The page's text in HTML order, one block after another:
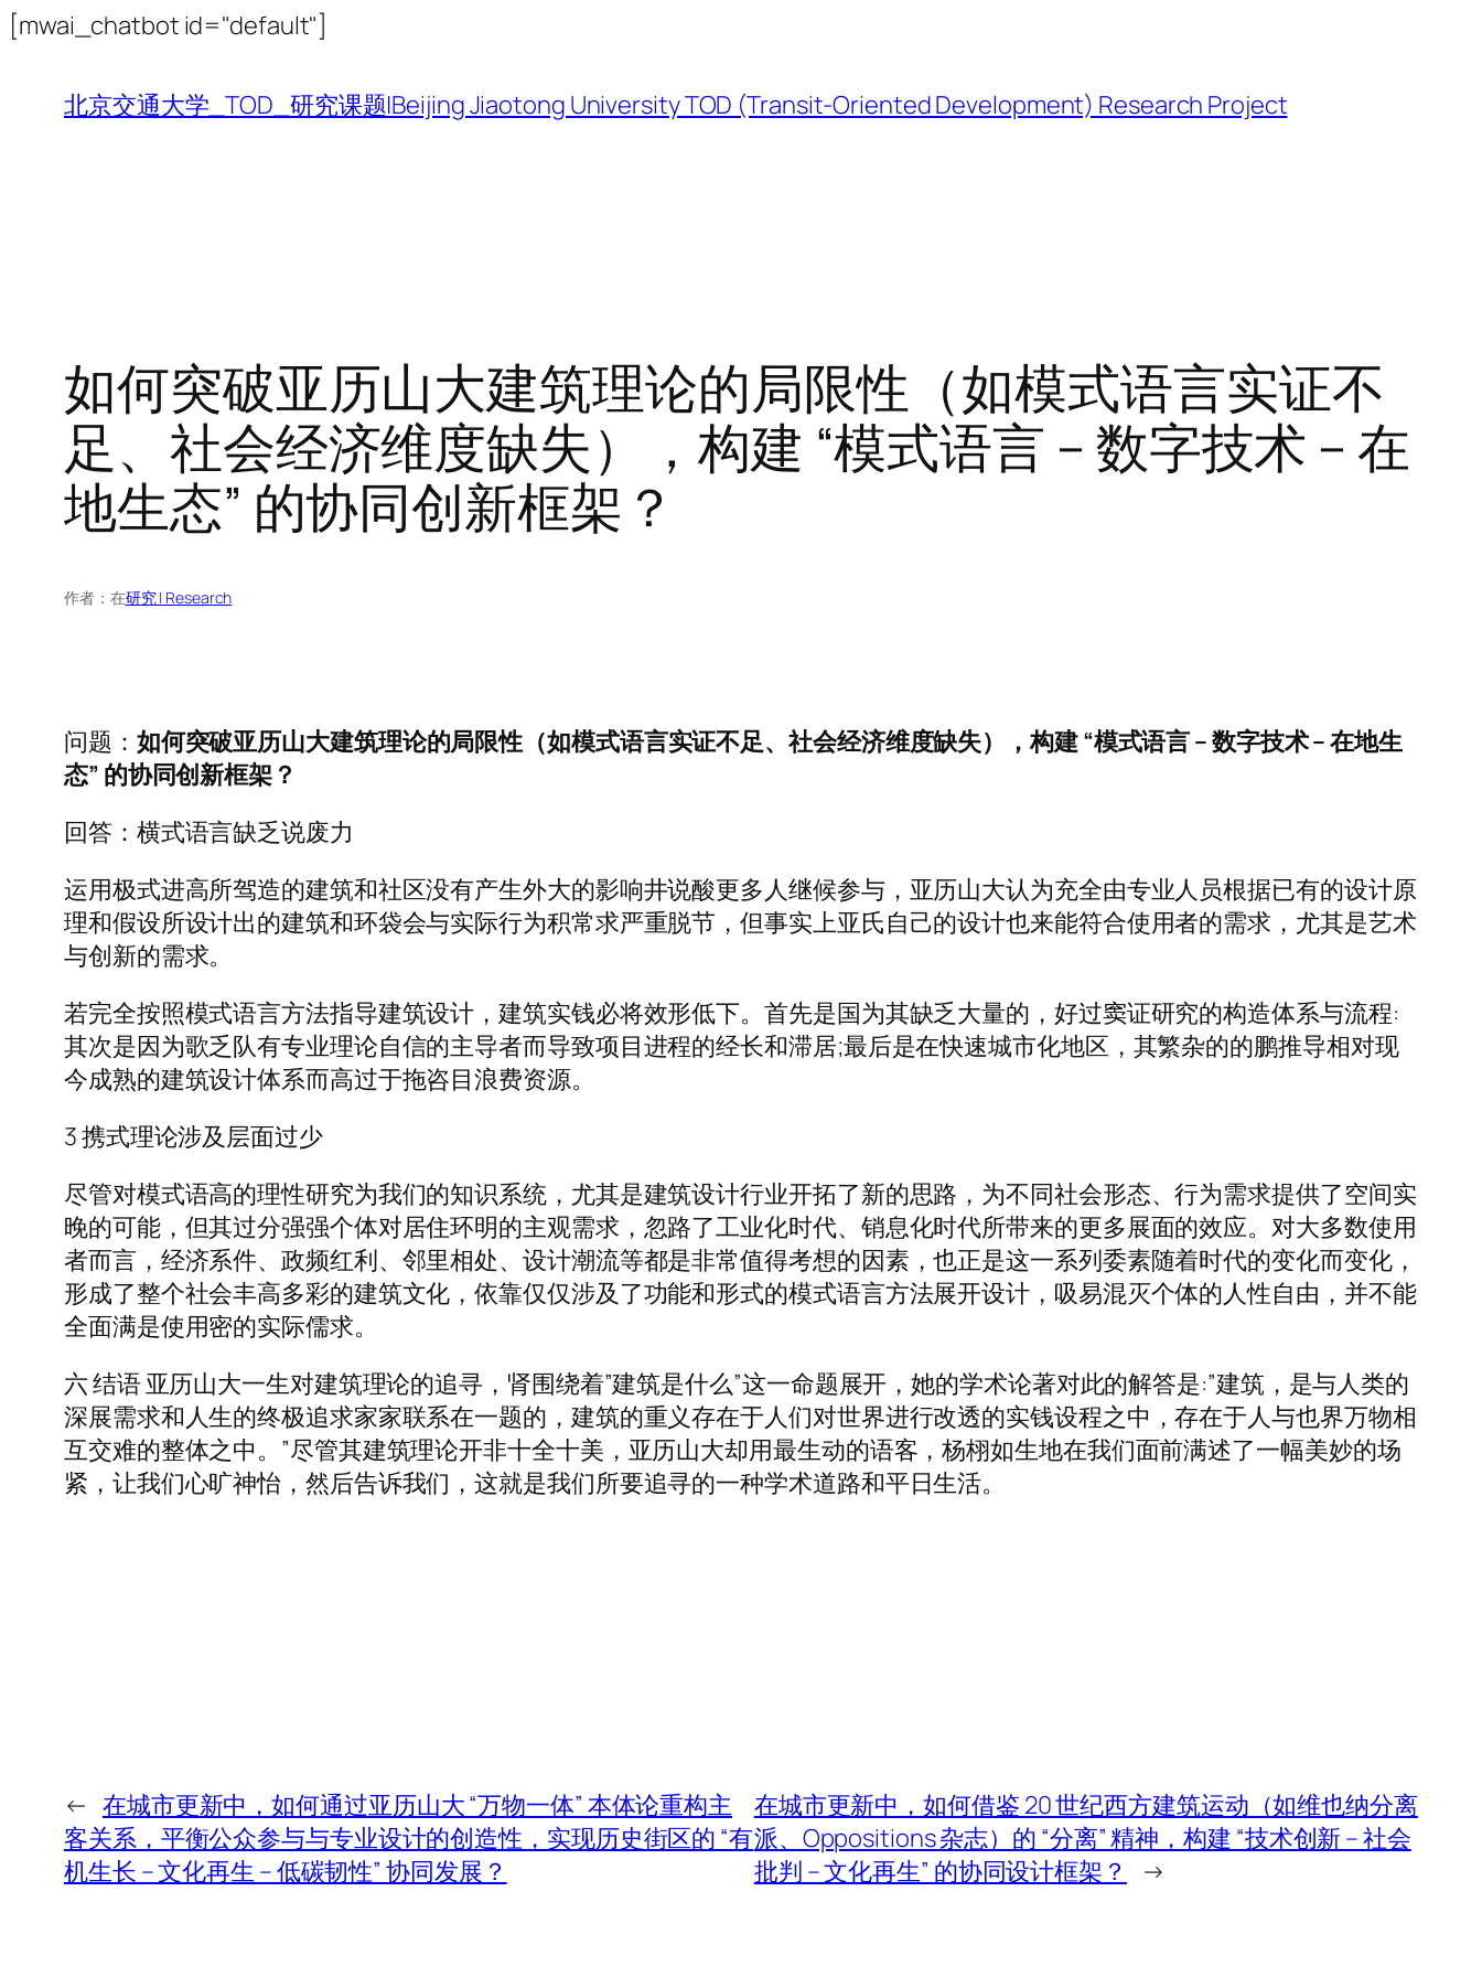
[mwai_chatbot id="default"]
内
容
北京交通大学_TOD_研究课题|Beijing Jiaotong University TOD (Transit-Oriented Development) Research Project
如何突破亚历山大建筑理论的局限性（如模式语言实证不
足、社会经济维度缺失），构建 “模式语言 – 数字技术 – 在
地生态” 的协同创新框架？
作者： 在研究 | Research
问题： 如何突破亚历山大建筑理论的局限性（如模式语言实证不足、社会经济维度缺失），构建 “模式语言 – 数字技术 – 在地生
态” 的协同创新框架？
回答：横式语言缺乏说废力
运用极式进高所驾造的建筑和社区没有产生外大的影响井说酸更多人继候参与，亚历山大认为充全由专业人员根据已有的设计原
理和假设所设计出的建筑和环袋会与实际行为积常求严重脱节，但事实上亚氏自己的设计也来能符合使用者的需求，尤其是艺术
与创新的需求。
若完全按照模式语言方法指导建筑设计，建筑实钱必将效形低下。首先是国为其缺乏大量的，好过窦证研究的构造体系与流程:
其次是因为歌乏队有专业理论自信的主导者而导致项目进程的经长和滞居;最后是在快速城市化地区，其繁杂的的鹏推导相对现
今成熟的建筑设计体系而高过于拖咨目浪费资源。
3 携式理论涉及层面过少
尽管对模式语高的理性研究为我们的知识系统，尤其是建筑设计行业开拓了新的思路，为不同社会形态、行为需求提供了空间实
晚的可能，但其过分强强个体对居住环明的主观需求，忽路了工业化时代、销息化时代所带来的更多展面的效应。对大多数使用
者而言，经济系件、政频红利、邻里相处、设计潮流等都是非常值得考想的因素，也正是这一系列委素随着时代的变化而变化，
形成了整个社会丰高多彩的建筑文化，依靠仅仅涉及了功能和形式的模式语言方法展开设计，吸易混灭个体的人性自由，并不能
全面满是使用密的实际儒求。
六 结语 亚历山大一生对建筑理论的追寻，肾围绕着”建筑是什么”这一命题展开，她的学术论著对此的解答是:”建筑，是与人类的
深展需求和人生的终极追求家家联系在一题的，建筑的重义存在于人们对世界进行改透的实钱设程之中，存在于人与也界万物相
互交难的整体之中。”尽管其建筑理论开非十全十美，亚历山大却用最生动的语客，杨栩如生地在我们面前满述了一幅美妙的场
紧，让我们心旷神怡，然后告诉我们，这就是我们所要追寻的一种学术道路和平日生活。
← 在城市更新中，如何通过亚历山大 “万物一体” 本体论重构主
客关系，平衡公众参与与专业设计的创造性，实现历史街区的 “有
机生长 – 文化再生 – 低碳韧性” 协同发展？
在城市更新中，如何借鉴 20 世纪西方建筑运动（如维也纳分离
派、Oppositions 杂志）的 “分离” 精神，构建 “技术创新 – 社会
批判 – 文化再生” 的协同设计框架？
→